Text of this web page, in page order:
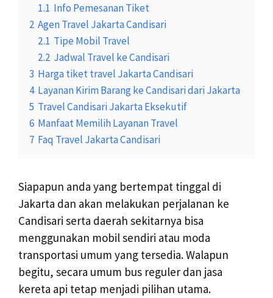
1.1 Info Pemesanan Tiket
2 Agen Travel Jakarta Candisari
2.1 Tipe Mobil Travel
2.2 Jadwal Travel ke Candisari
3 Harga tiket travel Jakarta Candisari
4 Layanan Kirim Barang ke Candisari dari Jakarta
5 Travel Candisari Jakarta Eksekutif
6 Manfaat Memilih Layanan Travel
7 Faq Travel Jakarta Candisari
Siapapun anda yang bertempat tinggal di
Jakarta dan akan melakukan perjalanan ke
Candisari serta daerah sekitarnya bisa
menggunakan mobil sendiri atau moda
transportasi umum yang tersedia. Walapun
begitu, secara umum bus reguler dan jasa
kereta api tetap menjadi pilihan utama.